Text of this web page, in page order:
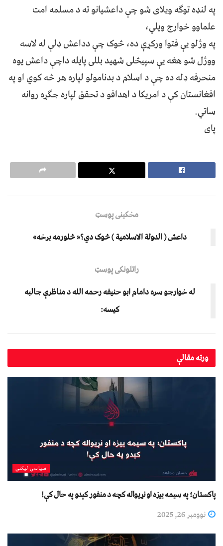
په لنډه توګه ويلای شو چې داعشیانو ته د مسلمه امت
علماوو خوارج ويلي،
په وژلو يې فتوا ورکړې ده، څوک چې دداعش ډلې له لاسه
ووژل شو هغه يې سپيڅلی شهيد بللی پايله داچې داعش يوه
منحرفه ډله ده چې د اسلام د بدنامولو لپاره هر څه کوي او په
افغانستان کې د امريکا د اهدافو د تحقق لپاره جګړه روانه
ساتي.
پای
مخکینی پوسټ
داعش ( الدولة الاسلامية ) څوک دي؟« څلورمه برخه»
راتلونکی پوسټ
له خوارجو سره دامام ابو حنيفه رحمه الله د مناظرې جالبه
کيسه:
ورتهمقالې
سیاسي لیکني
پاکستان؛ په سيمه ييزه او نړیواله کچه د منفور کېدو په حال کې!
نوومبر 26, 2025